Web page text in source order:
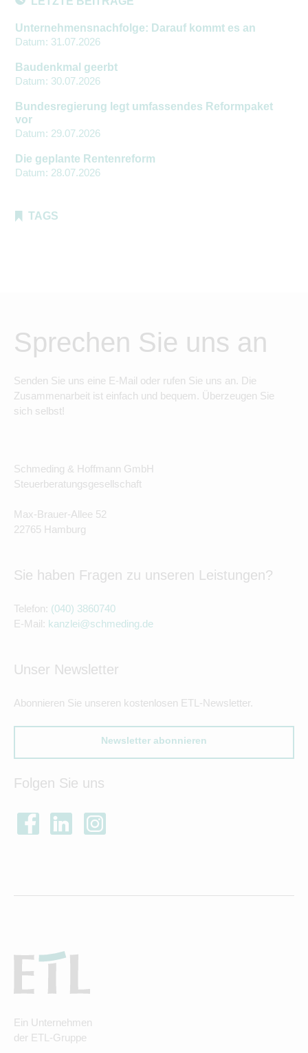
Unternehmensnachfolge: Darauf kommt es an
Datum: 31.07.2026
Baudenkmal geerbt
Datum: 30.07.2026
Bundesregierung legt umfassendes Reformpaket
vor
Datum: 29.07.2026
Die geplante Rentenreform
Datum: 28.07.2026
TAGS
Sprechen Sie uns an
Senden Sie uns eine E-Mail oder rufen Sie uns an. Die
Zusammenarbeit ist einfach und bequem. Überzeugen Sie
sich selbst!
Schmeding & Hoffmann GmbH
Steuerberatungsgesellschaft
Max-Brauer-Allee 52
22765 Hamburg
Sie haben Fragen zu unseren Leistungen?
Telefon: (040) 3860740
E-Mail: kanzlei@schmeding.de
Unser Newsletter
Abonnieren Sie unseren kostenlosen ETL-Newsletter.
Newsletter abonnieren
Folgen Sie uns
Ein Unternehmen
der ETL-Gruppe